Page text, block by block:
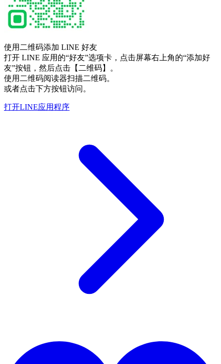
使用二维码添加 LINE 好友
打开 LINE 应用的“好友”选项卡，点击屏幕右上角的“添加好
友”按钮，然后点击【二维码】。
使用二维码阅读器扫描二维码。
或者点击下方按钮访问。
打开LINE应用程序